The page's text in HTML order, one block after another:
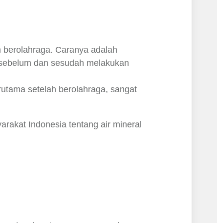
Caranya adalah
dan sesudah melakukan
setelah berolahraga, sangat
Indonesia tentang air mineral